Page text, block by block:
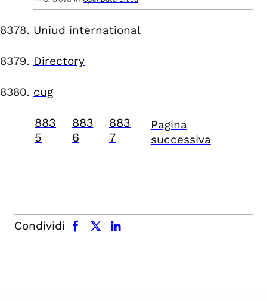
Uniud international
Directory
cug
883
5
883
6
883
7
Pagina
successiva
Condividi
facebook x.com linkedin